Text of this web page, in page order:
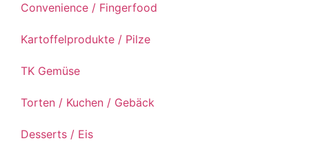
Convenience / Fingerfood
Kartoffelprodukte / Pilze
TK Gemüse
Torten / Kuchen / Gebäck
Desserts / Eis